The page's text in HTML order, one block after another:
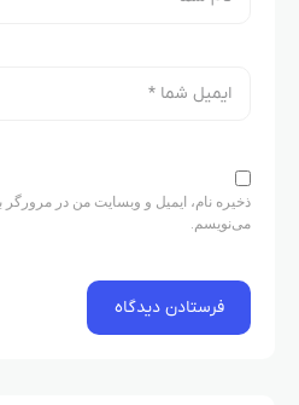
ذخیره نام، ایمیل و وبسایت من در مرورگر
می‌نویسم.